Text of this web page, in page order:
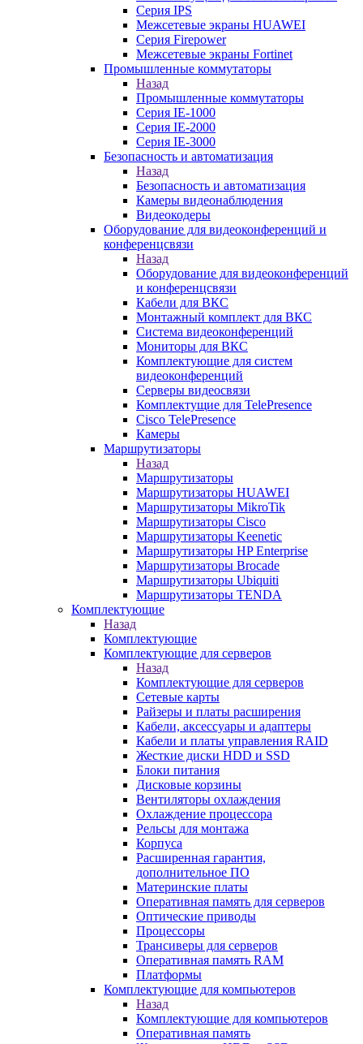
Серия IPS
Межсетевые экраны HUAWEI
Серия Firepower
Межсетевые экраны Fortinet
Промышленные коммутаторы
Назад
Промышленные коммутаторы
Серия IE-1000
Серия IE-2000
Серия IE-3000
Безопасность и автоматизация
Назад
Безопасность и автоматизация
Камеры видеонаблюдения
Видеокодеры
Оборудование для видеоконференций и
конференцсвязи
Назад
Оборудование для видеоконференций
и конференцсвязи
Кабели для ВКС
Монтажный комплект для ВКС
Система видеоконференций
Мониторы для ВКС
Комплектующие для систем
видеоконференций
Серверы видеосвязи
Комплектущие для TelePresence
Cisco TelePresence
Камеры
Маршрутизаторы
Назад
Маршрутизаторы
Маршрутизаторы HUAWEI
Маршрутизаторы MikroTik
Маршрутизаторы Cisco
Маршрутизаторы Keenetic
Маршрутизаторы HP Enterprise
Маршрутизаторы Brocade
Маршрутизаторы Ubiquiti
Маршрутизаторы TENDA
Комплектующие
Назад
Комплектующие
Комплектующие для серверов
Назад
Комплектующие для серверов
Сетевые карты
Райзеры и платы расширения
Кабели, аксессуары и адаптеры
Кабели и платы управления RAID
Жесткие диски HDD и SSD
Блоки питания
Дисковые корзины
Вентиляторы охлаждения
Охлаждение процессора
Рельсы для монтажа
Корпуса
Расширенная гарантия,
дополнительное ПО
Материнские платы
Оперативная память для серверов
Оптические приводы
Процессоры
Трансиверы для серверов
Оперативная память RAM
Платформы
Комплектующие для компьютеров
Назад
Комплектующие для компьютеров
Оперативная память